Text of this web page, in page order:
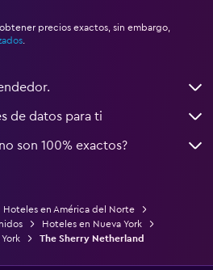
precios exactos, sin embargo,
de datos para ti
son 100% exactos?
Hoteles en América del Norte
Hoteles en Nueva York
The Sherry Netherland